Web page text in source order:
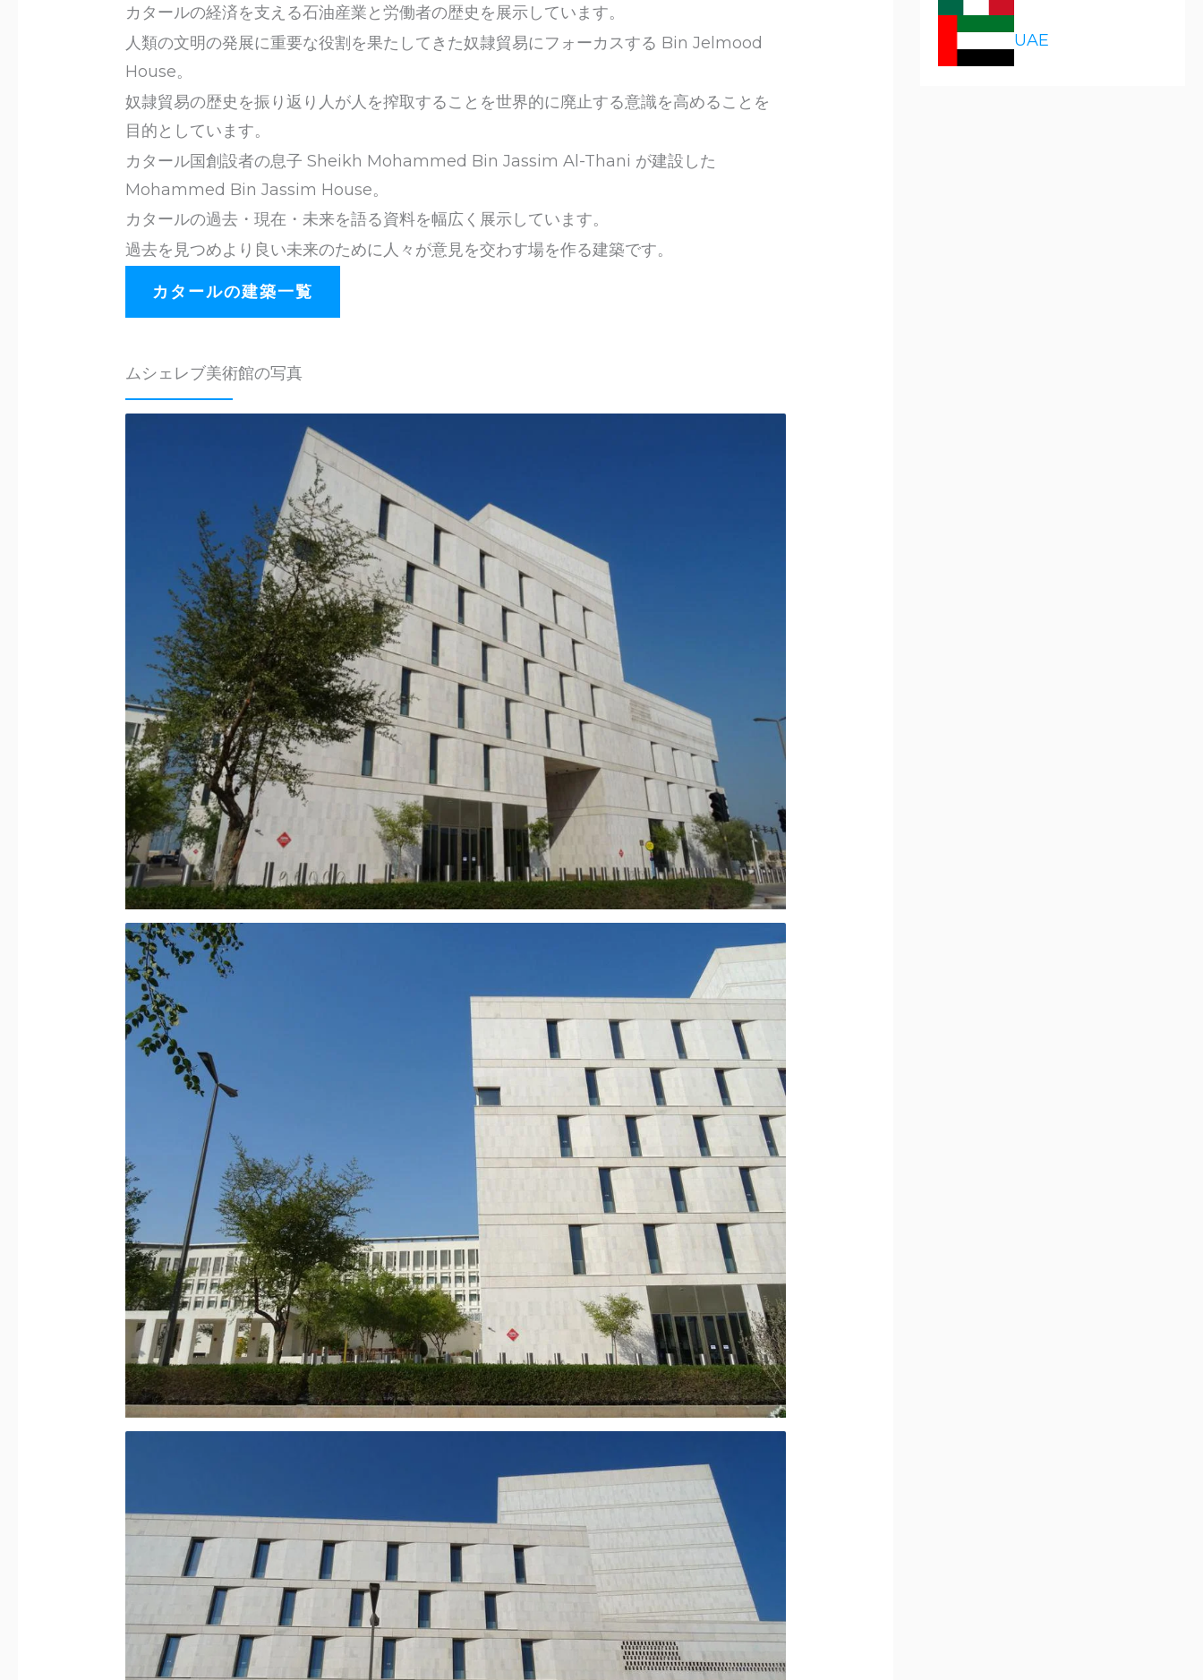
カタールの経済を支える石油産業と労働者の歴史を展示しています。
人類の文明の発展に重要な役割を果たしてきた奴隷貿易にフォーカスする Bin Jelmood
House。
奴隷貿易の歴史を振り返り人が人を搾取することを世界的に廃止する意識を高めることを
目的としています。
カタール国創設者の息子 Sheikh Mohammed Bin Jassim Al-Thani が建設した
Mohammed Bin Jassim House。
カタールの過去・現在・未来を語る資料を幅広く展示しています。
過去を見つめより良い未来のために人々が意見を交わす場を作る建築です。
カタールの建築一覧
ムシェレブ美術館の写真
UAE